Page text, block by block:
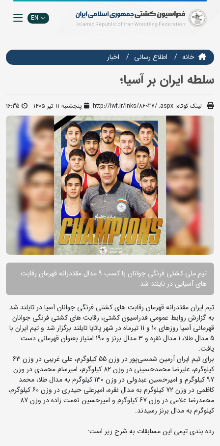
EN
خانه اطلاع رسانی اخبار
سلطه ایران بر آسیا؛
لینک کوتاه: http://iwf.ir/lnks/86037/-.aspx پنجشنبه ۱۱ تیر ۱۴۰۵ 16:35
تیم ملی کشتی فرنگی جوانان با کسب 9 مدال مقتدرانه قهرمان رقابت
های آسیایی در تایلند شد
تیم ایران مقتدرانه قهرمان رقابت های کشتی فرنگی جوانان آسیا در تایلند شد.
به گزارش روابط عمومی فدراسیون کشتی، رقابت های کشتی فرنگی جوانان
قهرمانی آسیا روزهای 10 و 11 تیرماه در شهر پاتایا تایلند برگزار شد و تیم ایران با
5 مدال طلا، 1 مدال نقره و 3 مدال برنز و 190 امتیاز بعنوان قهرمانی دست
یافت.
برای تیم ایران آرمین شمسی‌پور در وزن 55 کیلوگرم، علی غریبی در وزن 63
کیلوگرم، علیرضا محمدحسینی در وزن 82 کیلوگرم، امیرسام محمدی در وزن
97 کیلوگرم و امیرحسین عبدولی در وزن 130 کیلوگرم به مدال طلا، محمد
کاظمی در وزن 72 کیلوگرم به مدال نقره، امیرعلی حیدری در وزن 60 کیلوگرم،
محمدرضا غلامی در وزن 67 کیلوگرم و امیرحسین نعمت زاده در وزن 87
کیلوگرم به مدال برنز رسیدند.
رده بندی تیمی این مسابقات به شرح زیر است: